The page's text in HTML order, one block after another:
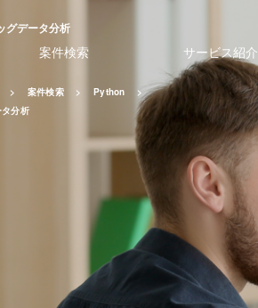
グデータ分析
案件検索 サービス紹介
案件検索
Python
分析